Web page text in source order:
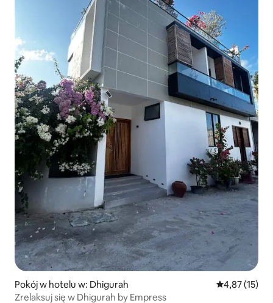
Pokój w hotelu w: Dhigurah Średnia
4,87 (15)
Zrelaksuj się w Dhigurah by Empress